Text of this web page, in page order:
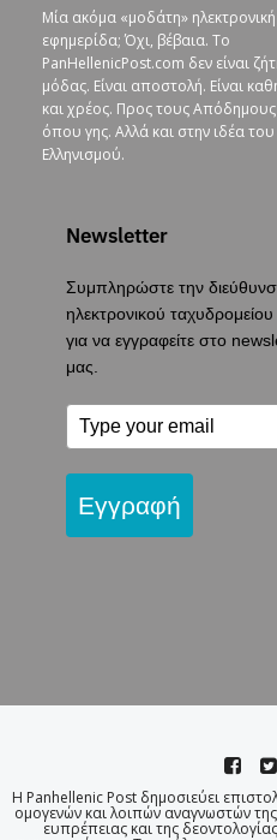
Μία ακόμα «μοδάτη» ηλεκτρονική
εφημερίδα; Όχι, βέβαια. To
PanHellenicPost.com δεν είναι
μόδας. Είναι αποστολή. Είναι
και χρέος. Προς τους Απόδημους
όπου γης. Αλλά και στην ιδέα του
Ελληνισμού.
Newsletter
Συμπληρώστε την
ηλεκτρονικού
για να εγγραφείτε στο
μας.
Εγγραφή
Η Panhellenic Post δημοσιεύει
ομογενών και λοιπών αναγνωστών
ευπρέπειας και της